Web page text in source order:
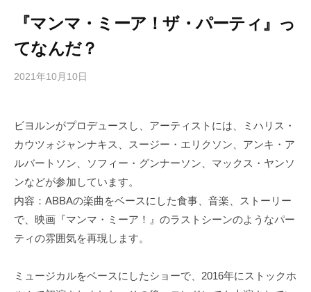
『マンマ・ミーア！ザ・パーティ』っ
てなんだ？
2021年10月10日
i
g
a
s
h
a
a
の
コ
メ
ン
ト
ビヨルンがプロデュースし、アーティストには、ミハリス・
カウツォジャンナキス、スージー・エリクソン、アンキ・ア
ルバートソン、ソフィー・グンナーソン、マックス・ヤンソ
ンなどが参加しています。
内容：ABBAの楽曲をベースにした食事、音楽、ストーリー
で、映画『マンマ・ミーア！』のラストシーンのようなパー
ティの雰囲気を再現します。
ミュージカルをベースにしたショーで、2016年にストックホ